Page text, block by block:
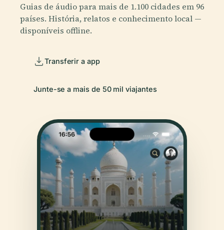
Guias de áudio para mais de 1.100 cidades em 96
países. História, relatos e conhecimento local —
disponíveis offline.
Transferir a app
Junte-se a mais de 50 mil viajantes